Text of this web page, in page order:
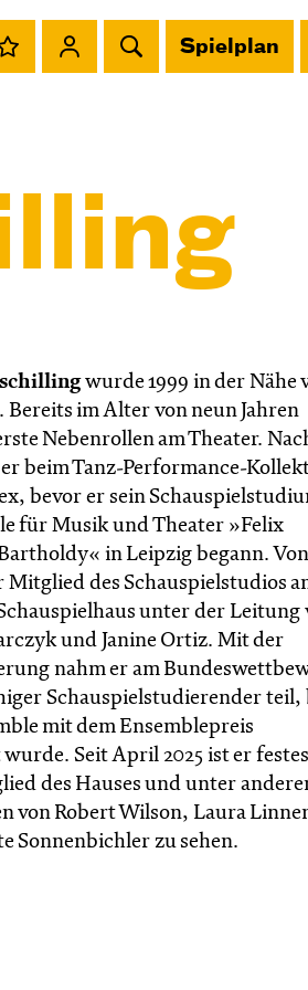
Spielplan
wurde 1999 in der Nähe
Bereits im Alter von neun Jahren
Nebenrollen am Theater.
beim Tanz-Performance-
bevor er sein
für Musik und Theater »Felix
in Leipzig begann. Von
Mitglied des Schauspielstudios
unter der Leitung
und Janine Ortiz. Mit der
nahm er am
Schauspielstudierender teil,
mit dem Ensemblepreis
Seit April 2025 ist er festes
des Hauses und unter
von Robert Wilson, Laura
Sonnenbichler zu sehen.